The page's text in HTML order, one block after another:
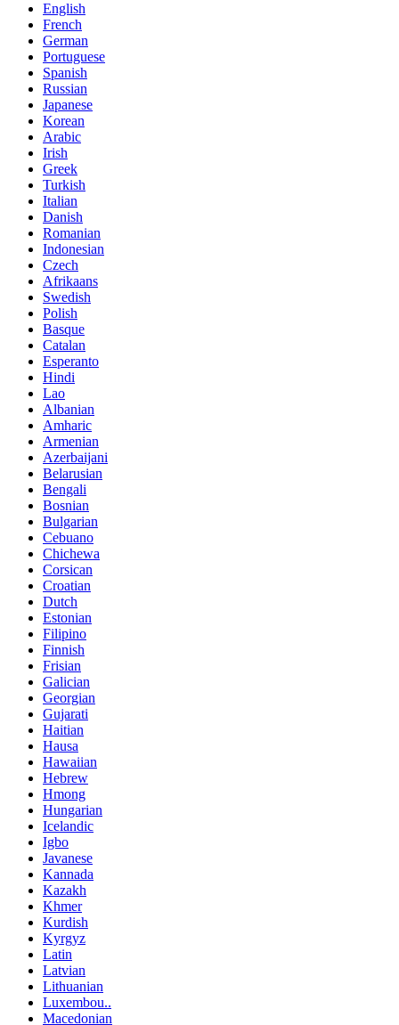
English
French
German
Portuguese
Spanish
Russian
Japanese
Korean
Arabic
Irish
Greek
Turkish
Italian
Danish
Romanian
Indonesian
Czech
Afrikaans
Swedish
Polish
Basque
Catalan
Esperanto
Hindi
Lao
Albanian
Amharic
Armenian
Azerbaijani
Belarusian
Bengali
Bosnian
Bulgarian
Cebuano
Chichewa
Corsican
Croatian
Dutch
Estonian
Filipino
Finnish
Frisian
Galician
Georgian
Gujarati
Haitian
Hausa
Hawaiian
Hebrew
Hmong
Hungarian
Icelandic
Igbo
Javanese
Kannada
Kazakh
Khmer
Kurdish
Kyrgyz
Latin
Latvian
Lithuanian
Luxembou..
Macedonian